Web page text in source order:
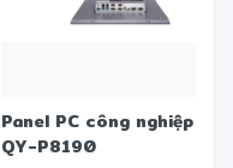
Panel PC công nghiệp
QY-P8190